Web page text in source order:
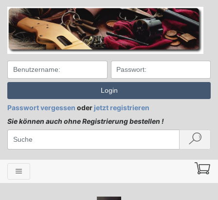
Login
Passwort vergessen oder jetzt registrieren
Sie können auch ohne Registrierung bestellen !